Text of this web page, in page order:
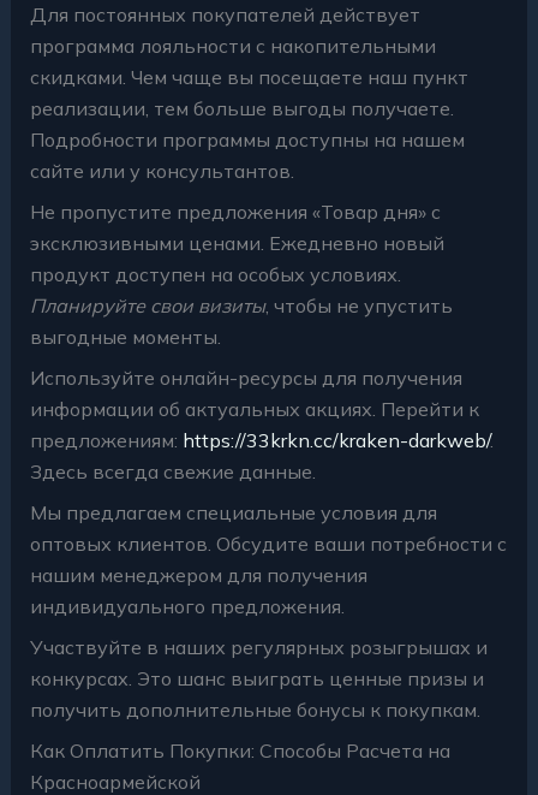
Для постоянных покупателей действует
программа лояльности с накопительными
скидками. Чем чаще вы посещаете наш пункт
реализации, тем больше выгоды получаете.
Подробности программы доступны на нашем
сайте или у консультантов.
Не пропустите предложения «Товар дня» с
эксклюзивными ценами. Ежедневно новый
продукт доступен на особых условиях.
Планируйте свои визиты, чтобы не упустить
выгодные моменты.
Используйте онлайн-ресурсы для получения
информации об актуальных акциях. Перейти к
предложениям: https://33krkn.cc/kraken-darkweb/.
Здесь всегда свежие данные.
Мы предлагаем специальные условия для
оптовых клиентов. Обсудите ваши потребности с
нашим менеджером для получения
индивидуального предложения.
Участвуйте в наших регулярных розыгрышах и
конкурсах. Это шанс выиграть ценные призы и
получить дополнительные бонусы к покупкам.
Как Оплатить Покупки: Способы Расчета на
Красноармейской